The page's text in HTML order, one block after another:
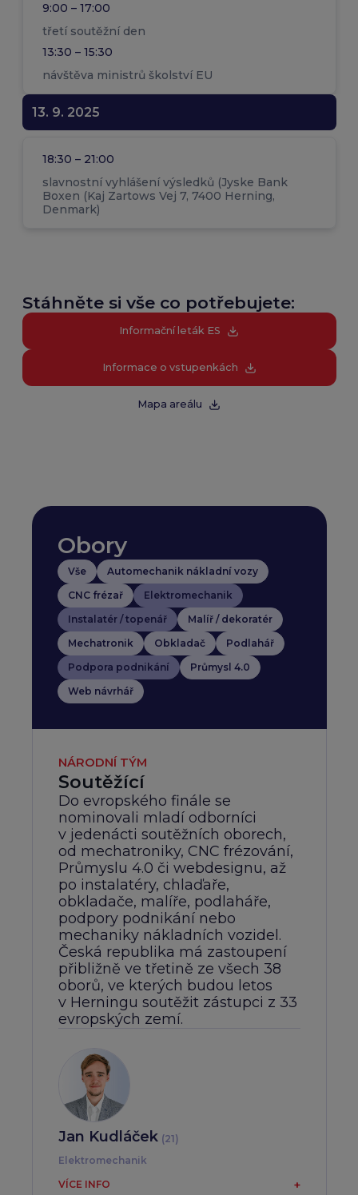
9:00 – 17:00
třetí soutěžní den
13:30 – 15:30
návštěva ministrů školství EU
13. 9. 2025
18:30 – 21:00
slavnostní vyhlášení výsledků (Jyske Bank
Boxen (Kaj Zartows Vej 7, 7400 Herning,
Denmark)
Stáhněte si vše co potřebujete:
Informační leták ES
Informace o vstupenkách
Mapa areálu
Obory
Vše
Automechanik nákladní vozy
CNC frézař
Elektromechanik
Instalatér / topenář
Malíř / dekoratér
Mechatronik
Obkladač
Podlahář
Podpora podnikání
Průmysl 4.0
Web návrhář
NÁRODNÍ TÝM
Soutěžící
Do evropského finále se
nominovali mladí odborníci
v jedenácti soutěžních oborech,
od mechatroniky, CNC frézování,
Průmyslu 4.0 či webdesignu, až
po instalatéry, chlaďaře,
obkladače, malíře, podlaháře,
podpory podnikání nebo
mechaniky nákladních vozidel.
Česká republika má zastoupení
přibližně ve třetině ze všech 38
oborů, ve kterých budou letos
v Herningu soutěžit zástupci z 33
evropských zemí.
Jan Kudláček (21)
Elektromechanik
Pochází z Dobrušky, bude soutěžit